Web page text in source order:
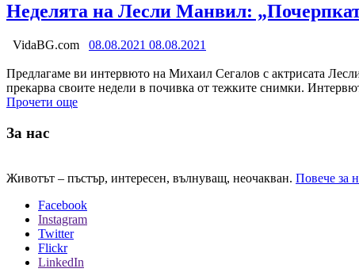
Неделята на Лесли Манвил:
VidaBG.com 08.08.2021 08.08.2021
Предлагаме ви интервюто на Михаил Сегалов с актрисата
прекарва своите недели в почивка от тежките снимки.
Прочети още
За нас
Животът – пъстър, интересен, вълнуващ, неочакван. Повече за
Facebook
Instagram
Twitter
Flickr
LinkedIn